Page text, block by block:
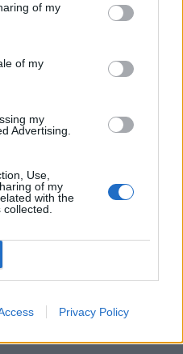
of my
of my
my
Advertising.
Use,
of my
with the
Privacy Policy
JP Morgan: Ανάπτυξη 5%
"Πετάνε" τα ελληνικά
ομόλογα